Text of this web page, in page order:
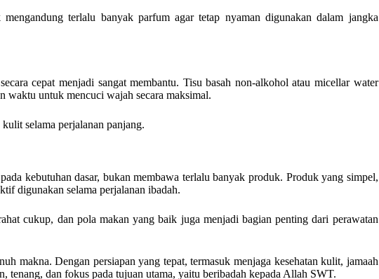
terlalu banyak parfum agar tetap nyaman digunakan dalam jangka
cepat menjadi sangat membantu. Tisu basah non-alkohol atau micellar water
waktu untuk mencuci wajah secara maksimal.
selama perjalanan panjang.
kebutuhan dasar, bukan membawa terlalu banyak produk. Produk yang simpel,
digunakan selama perjalanan ibadah.
cukup, dan pola makan yang baik juga menjadi bagian penting dari perawatan
makna. Dengan persiapan yang tepat, termasuk menjaga kesehatan kulit, jamaah
tenang, dan fokus pada tujuan utama, yaitu beribadah kepada Allah SWT.